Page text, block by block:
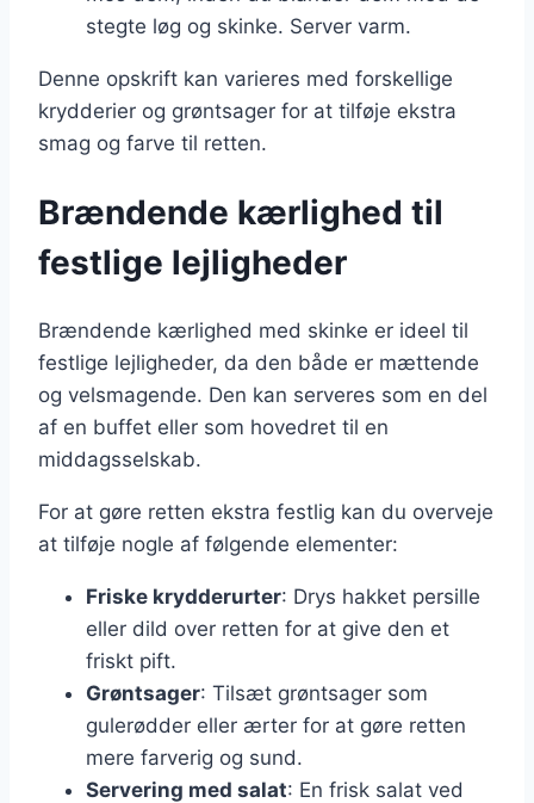
stegte løg og skinke. Server varm.
Denne opskrift kan varieres med forskellige
krydderier og grøntsager for at tilføje ekstra
smag og farve til retten.
Brændende kærlighed til
festlige lejligheder
Brændende kærlighed med skinke er ideel til
festlige lejligheder, da den både er mættende
og velsmagende. Den kan serveres som en del
af en buffet eller som hovedret til en
middagsselskab.
For at gøre retten ekstra festlig kan du overveje
at tilføje nogle af følgende elementer:
Friske krydderurter: Drys hakket persille
eller dild over retten for at give den et
friskt pift.
Grøntsager: Tilsæt grøntsager som
gulerødder eller ærter for at gøre retten
mere farverig og sund.
Servering med salat: En frisk salat ved